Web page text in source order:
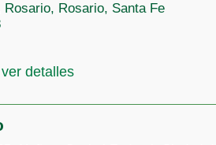
Rosario, Santa Fe
ver detalles